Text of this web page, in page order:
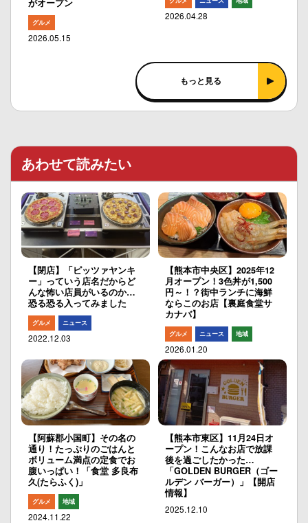
がオープン
グルメ
2026.05.15
2026.04.28
もっと見る
あわせて読みたい
【閉店】「ピッツァヤンキ
ー」っていう店名だからど
んな怖い店員がいるのか…
恐る恐る入ってみました
グルメ ニュース
2022.12.03
【熊本市中央区】2025年12
月オープン！3色丼が1,500
円～！？街中ランチに海鮮
ならこのお店【裏庭食堂サ
カナバ】
グルメ ニュース 地域
2026.01.20
【阿蘇郡小国町】その名の
通り！たっぷりのごはんと
ボリューム満点の定食でお
腹いっぱい！「食堂 多良布
久(たらふく)」
グルメ 地域
2024.11.22
【熊本市東区】11月24日オ
ープン！こんなお店で放課
後を過ごしたかった…
「GOLDEN BURGER（ゴー
ルデン バーガー）」【開店
情報】
2025.12.10